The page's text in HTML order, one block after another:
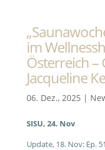
im
Österreich –
Jacqueline
06. Dez., 2025 |
SISU, 24. Nov
Update, 18. Nov: Ep.